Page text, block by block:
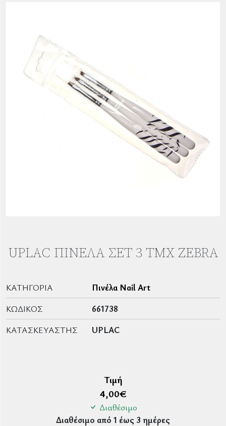
UPLAC ΠΙΝΈΛΑ ΣΈΤ 3 ΤΜΧ ZEBRA
ΚΑΤΗΓΟΡΊΑ
Πινέλα Nail Art
ΚΩΔΙΚΌΣ
661738
ΚΑΤΑΣΚΕΥΑΣΤΉΣ
UPLAC
Τιμή
4,00€
Διαθέσιμο
Διαθέσιμο από 1 έως 3 ημέρες